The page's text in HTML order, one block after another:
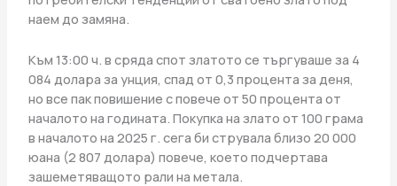
наем до замяна.
Към 13:00 ч. в сряда спот златото се търгуваше за 4
084 долара за унция, спад от 0,3 процента за деня,
но все пак повишение с повече от 50 процента от
началото на годината. Покупка на злато от 100 грама
в началото на 2025 г. сега би струвала близо 20 000
юана (2 807 долара) повече, което подчертава
зашеметяващото рали на метала.